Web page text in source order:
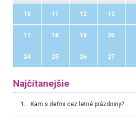
10 11 12 13
17 18 19 20
24 25 26 27
Najčítanejšie
1. Kam s deťmi cez letné prázdniny?